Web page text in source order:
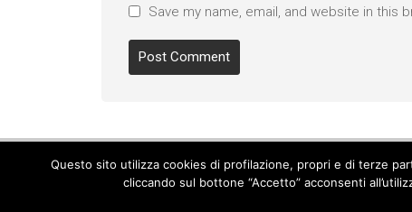
Save my name, email, and website in this
Questo sito utilizza cookies di profilazione, propri e di terze
cliccando sul bottone “Accetto” acconsenti